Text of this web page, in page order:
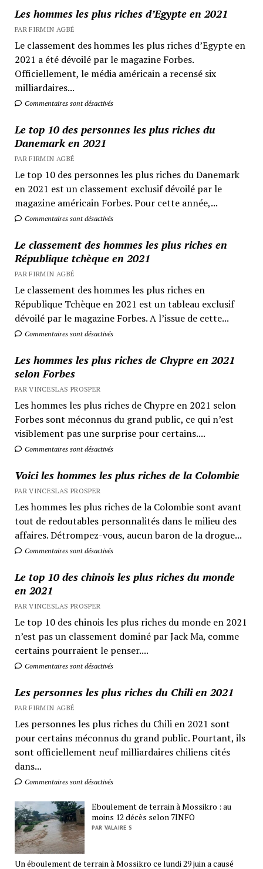
Les hommes les plus riches d’Egypte en 2021
PAR FIRMIN AGBÉ
Le classement des hommes les plus riches d’Egypte en
2021 a été dévoilé par le magazine Forbes.
Officiellement, le média américain a recensé six
milliardaires...
Commentaires sont désactivés
Le top 10 des personnes les plus riches du
Danemark en 2021
PAR FIRMIN AGBÉ
Le top 10 des personnes les plus riches du Danemark
en 2021 est un classement exclusif dévoilé par le
magazine américain Forbes. Pour cette année,...
Commentaires sont désactivés
Le classement des hommes les plus riches en
République tchèque en 2021
PAR FIRMIN AGBÉ
Le classement des hommes les plus riches en
République Tchèque en 2021 est un tableau exclusif
dévoilé par le magazine Forbes. A l’issue de cette...
Commentaires sont désactivés
Les hommes les plus riches de Chypre en 2021
selon Forbes
PAR VINCESLAS PROSPER
Les hommes les plus riches de Chypre en 2021 selon
Forbes sont méconnus du grand public, ce qui n’est
visiblement pas une surprise pour certains....
Commentaires sont désactivés
Voici les hommes les plus riches de la Colombie
PAR VINCESLAS PROSPER
Les hommes les plus riches de la Colombie sont avant
tout de redoutables personnalités dans le milieu des
affaires. Détrompez-vous, aucun baron de la drogue...
Commentaires sont désactivés
Le top 10 des chinois les plus riches du monde
en 2021
PAR VINCESLAS PROSPER
Le top 10 des chinois les plus riches du monde en 2021
n’est pas un classement dominé par Jack Ma, comme
certains pourraient le penser....
Commentaires sont désactivés
Les personnes les plus riches du Chili en 2021
PAR FIRMIN AGBÉ
Les personnes les plus riches du Chili en 2021 sont
pour certains méconnus du grand public. Pourtant, ils
sont officiellement neuf milliardaires chiliens cités
dans...
Commentaires sont désactivés
Eboulement de terrain à Mossikro : au
moins 12 décès selon 7INFO
PAR VALAIRE S
Un éboulement de terrain à Mossikro ce lundi 29 juin a causé